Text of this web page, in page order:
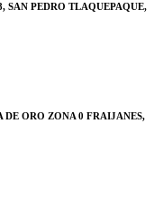
SAN PEDRO TLAQUEPAQUE,
DE ORO ZONA 0 FRAIJANES,